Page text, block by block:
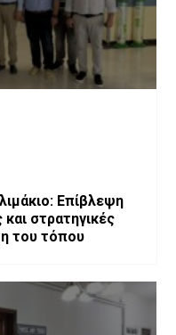
Επίβλεψη
στρατηγικές
του τόπου